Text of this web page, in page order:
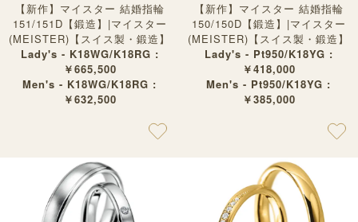
【新作】マイスター 結婚指輪
151/151D【鍛造】|マイスター
(MEISTER)【スイス製・鍛造】
Lady's - K18WG/K18RG :
￥665,500
Men's - K18WG/K18RG :
￥632,500
【新作】マイスター 結婚指輪
150/150D【鍛造】|マイスター
(MEISTER)【スイス製・鍛造】
Lady's - Pt950/K18YG :
￥418,000
Men's - Pt950/K18YG :
￥385,000